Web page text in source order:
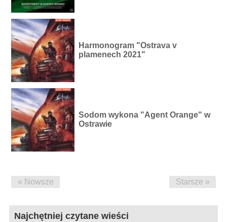
Harmonogram "Ostrava v
plamenech 2021"
Sodom wykona "Agent Orange" w
Ostrawie
« Nowsze Starsze »
Najchętniej czytane wieści